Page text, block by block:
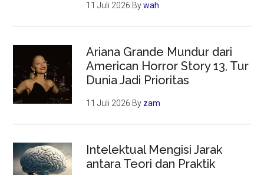
11 Juli 2026 Bywah
Ariana Grande Mundur dari
American Horror Story 13, Tur
Dunia Jadi Prioritas
11 Juli 2026 By zam
Intelektual Mengisi Jarak
antara Teori dan Praktik